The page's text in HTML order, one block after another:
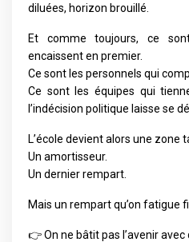
diluées, horizon brouillé.
Et comme toujours, ce
encaissent en premier.
Ce sont les personnels qui
Ce sont les équipes qui
l’indécision politique laisse se
L’école devient alors une zone
Un amortisseur.
Un dernier rempart.
Mais un rempart qu’on fatigue
👉 On ne bâtit pas l’avenir avec